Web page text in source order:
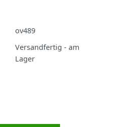
ov489
Versandfertig - am
Lager